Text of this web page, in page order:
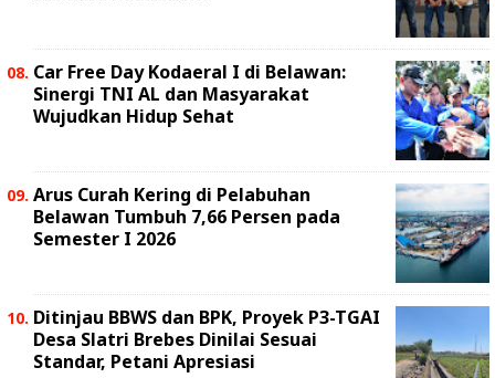
Car Free Day Kodaeral I di Belawan:
Sinergi TNI AL dan Masyarakat
Wujudkan Hidup Sehat
Arus Curah Kering di Pelabuhan
Belawan Tumbuh 7,66 Persen pada
Semester I 2026
Ditinjau BBWS dan BPK, Proyek P3-TGAI
Desa Slatri Brebes Dinilai Sesuai
Standar, Petani Apresiasi